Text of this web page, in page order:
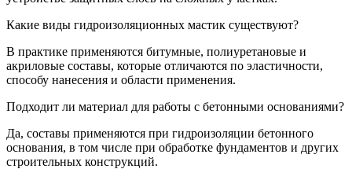
Какие виды гидроизоляционных мастик существуют?
В практике применяются битумные, полиуретановые и
акриловые составы, которые отличаются по эластичности,
способу нанесения и области применения.
Подходит ли материал для работы с бетонными основаниями?
Да, составы применяются при гидроизоляции бетонного
основания, в том числе при обработке фундаментов и других
строительных конструкций.